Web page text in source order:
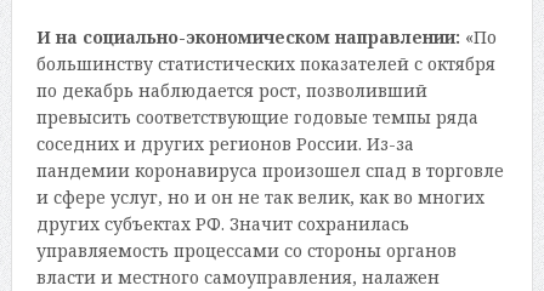
И на социально-экономическом направлении: «По
большинству статистических показателей с октября
по декабрь наблюдается рост, позволивший
превысить соответствующие годовые темпы ряда
соседних и других регионов России. Из-за
пандемии коронавируса произошел спад в торговле
и сфере услуг, но и он не так велик, как во многих
других субъектах РФ. Значит сохранилась
управляемость процессами со стороны органов
власти и местного самоуправления, налажен